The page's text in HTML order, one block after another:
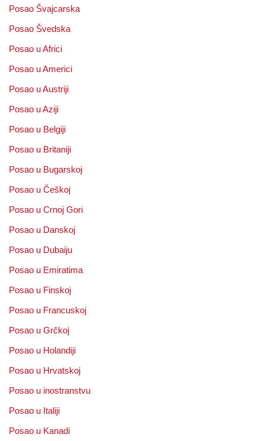
Posao Švajcarska
Posao Švedska
Posao u Africi
Posao u Americi
Posao u Austriji
Posao u Aziji
Posao u Belgiji
Posao u Britaniji
Posao u Bugarskoj
Posao u Češkoj
Posao u Crnoj Gori
Posao u Danskoj
Posao u Dubaiju
Posao u Emiratima
Posao u Finskoj
Posao u Francuskoj
Posao u Grčkoj
Posao u Holandiji
Posao u Hrvatskoj
Posao u inostranstvu
Posao u Italiji
Posao u Kanadi